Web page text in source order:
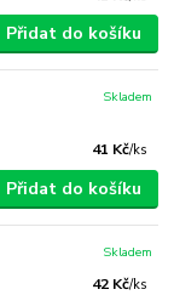
Přidat do košíku
41 Kč/ks
Skladem
Přidat do košíku
42 Kč/ks
Skladem